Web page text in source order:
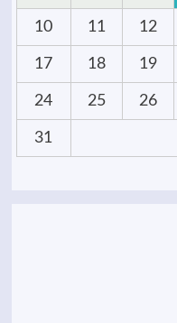
10 11 12
17 18 19
24 25 26
31